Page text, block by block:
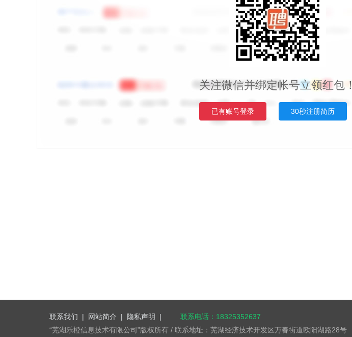
关注微信并绑定帐号立领红包！
已有账号登录 30秒注册简历
联系我们 | 网站简介 | 隐私声明 |
联系电话：18325352637
“芜湖乐橙信息技术有限公司”版权所有 / 联系地址：芜湖经济技术开发区万春街道欧阳湖路28号